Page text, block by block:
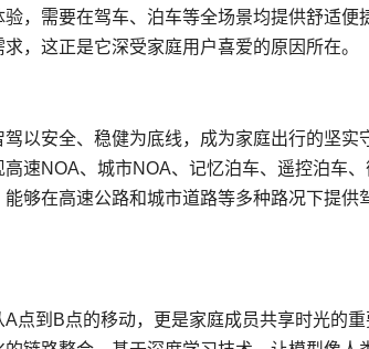
验，需要在驾车、泊车等全场景均提供舒适
，这正是它深受家庭用户喜爱的原因所在。
驾以安全、稳健为底线，成为家庭出行的坚
高速NOA、城市NOA、记忆泊车、遥控泊车
能够在高速公路和城市道路等多种路况下提
A点到B点的移动，更是家庭成员共享时光的